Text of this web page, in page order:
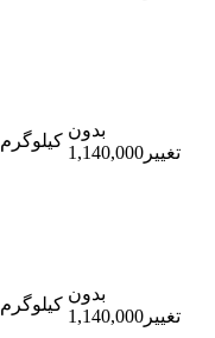
کیلوگرم
بدون
تغییر1,140,000
کیلوگرم
بدون
تغییر1,140,000